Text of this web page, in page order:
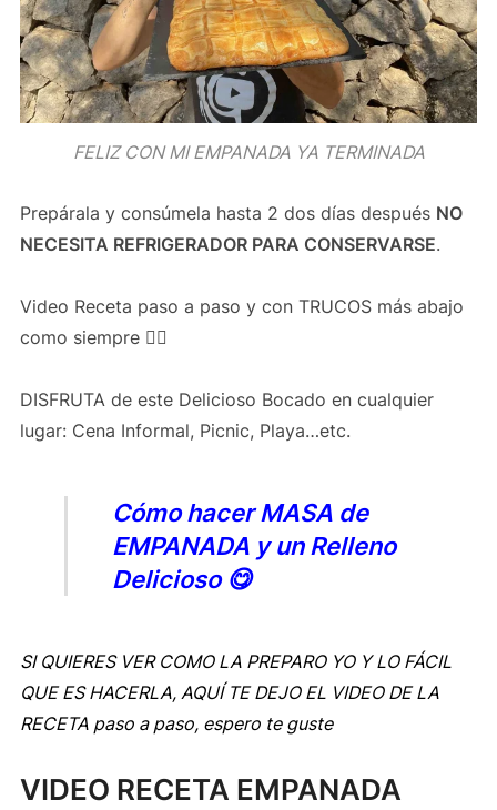
FELIZ CON MI EMPANADA YA TERMINADA
Prepárala y consúmela hasta 2 dos días después NO
NECESITA REFRIGERADOR PARA CONSERVARSE.
Video Receta paso a paso y con TRUCOS más abajo
como siempre 👍🏻
DISFRUTA de este Delicioso Bocado en cualquier
lugar: Cena Informal, Picnic, Playa…etc.
Cómo hacer MASA de
EMPANADA y un Relleno
Delicioso 😋
SI QUIERES VER COMO LA PREPARO YO Y LO FÁCIL
QUE ES HACERLA, AQUÍ TE DEJO EL VIDEO DE LA
RECETA paso a paso, espero te guste
VIDEO RECETA EMPANADA